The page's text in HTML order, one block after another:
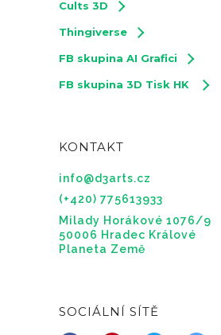
Cults 3D
Thingiverse
FB skupina AI Grafici
FB skupina 3D Tisk HK
KONTAKT
info@d3arts.cz
(+420) 775613933
Milady Horákové 1076/9
50006 Hradec Králové
Planeta Země
SOCIÁLNÍ SÍTĚ